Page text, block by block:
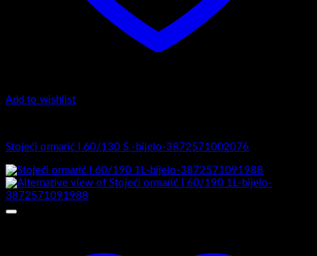
Add to wishlist
Stojeći ormarić I 60/130 S -bijelo-3872571002076